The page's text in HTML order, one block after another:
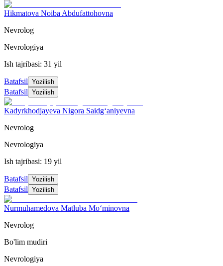
Hikmatova Noiba Abdufattohovna
Nevrolog
Nevrologiya
Ish tajribasi: 31 yil
Batafsil Yozilish
Batafsil Yozilish
Kadyrkhodjayeva Nigora Saidg‘aniyevna
Nevrolog
Nevrologiya
Ish tajribasi: 19 yil
Batafsil Yozilish
Batafsil Yozilish
Nurmuhamedova Matluba Mo‘minovna
Nevrolog
Bo'lim mudiri
Nevrologiya